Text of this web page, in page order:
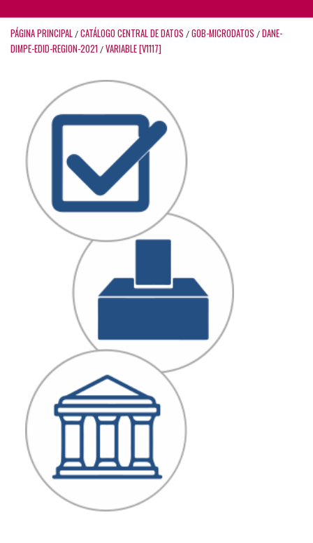
PÁGINA PRINCIPAL / CATÁLOGO CENTRAL DE DATOS / GOB-MICRODATOS / DANE-
DIMPE-EDID-REGION-2021 / VARIABLE [V1117]